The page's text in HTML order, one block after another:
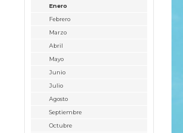
Enero
Febrero
Marzo
Abril
Mayo
Junio
Julio
Agosto
Septiembre
Octubre